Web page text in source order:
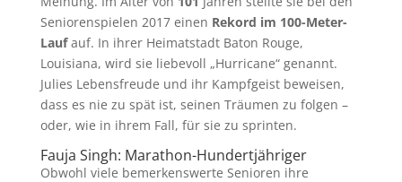
Seniorenspielen 2017 einen Rekord im 100-Meter-
Laufauf. In ihrer Heimatstadt Baton Rouge,
Louisiana, wird sie liebevoll „Hurricane“ genannt.
Julies Lebensfreude und ihr Kampfgeist beweisen,
dass es nie zu spät ist, seinen Träumen zu folgen –
oder, wie in ihrem Fall, für sie zu sprinten.
Fauja Singh: Marathon-Hundertjähriger
Obwohl viele bemerkenswerte Senioren ihre